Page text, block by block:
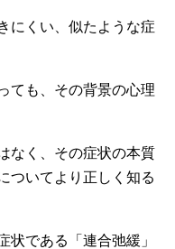
にくい、似たような症
ても、その背景の心理
なく、その症状の本質
ついてより正しく知る
状である「連合弛緩」